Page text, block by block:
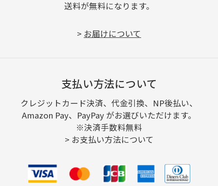
送料が無料になります。
> お届けについて
支払い方法について
クレジットカード決済、代金引換、NP後払い、
Amazon Pay、PayPay がお選びいただけます。
※決済手数料無料
> お支払い方法について